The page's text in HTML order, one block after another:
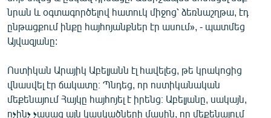
նրան և օգտագործելով հատուկ միջոց՝ ձեռնաշղթա, էդ
ընթացքում ինքը հայհոյանքներ էր ասում», - պատմեց
Այվազյանը:
Ոստիկան Արայիկ Աբելյանն էլ հավելեց, թե կրակոցից
վնասվել էր ճակատը։ Պնդեց, որ ոստիկանական
մեքենայում Հայկը հայհոյել է իրենց։ Աբելյանը, սակայն,
ոչինչ չասաց այն կասկածների մասին, որ մեքենայում